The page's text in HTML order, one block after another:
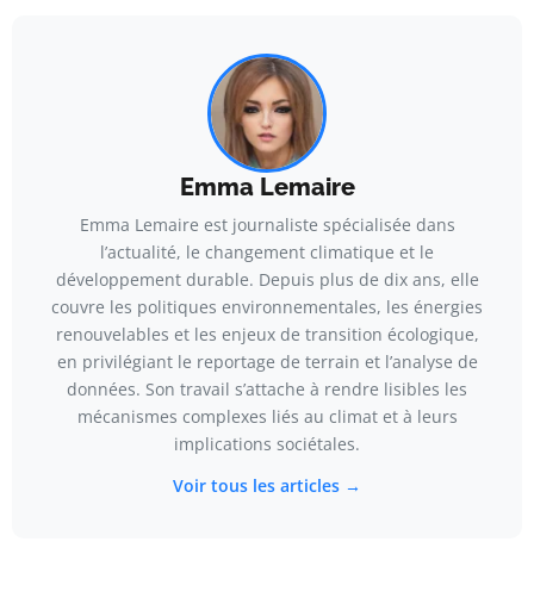
Emma Lemaire
Emma Lemaire est journaliste spécialisée dans
l’actualité, le changement climatique et le
développement durable. Depuis plus de dix ans, elle
couvre les politiques environnementales, les énergies
renouvelables et les enjeux de transition écologique,
en privilégiant le reportage de terrain et l’analyse de
données. Son travail s’attache à rendre lisibles les
mécanismes complexes liés au climat et à leurs
implications sociétales.
Voir tous les articles →